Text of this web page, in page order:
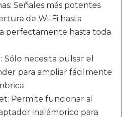
Señales más potentes
de Wi-Fi hasta
perfectamente hasta toda
necesita pulsar el
para ampliar fácilmente
Permite funcionar al
inalámbrico para